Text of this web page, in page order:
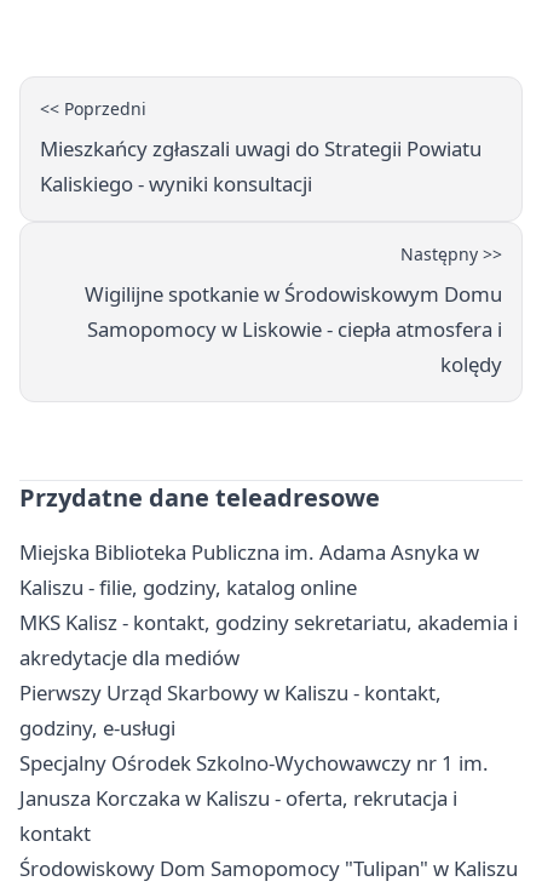
<< Poprzedni
Mieszkańcy zgłaszali uwagi do Strategii Powiatu
Kaliskiego - wyniki konsultacji
Następny >>
Wigilijne spotkanie w Środowiskowym Domu
Samopomocy w Liskowie - ciepła atmosfera i
kolędy
Przydatne dane teleadresowe
Miejska Biblioteka Publiczna im. Adama Asnyka w
Kaliszu - filie, godziny, katalog online
MKS Kalisz - kontakt, godziny sekretariatu, akademia i
akredytacje dla mediów
Pierwszy Urząd Skarbowy w Kaliszu - kontakt,
godziny, e-usługi
Specjalny Ośrodek Szkolno-Wychowawczy nr 1 im.
Janusza Korczaka w Kaliszu - oferta, rekrutacja i
kontakt
Środowiskowy Dom Samopomocy "Tulipan" w Kaliszu